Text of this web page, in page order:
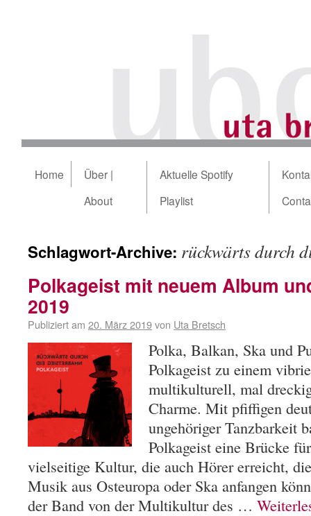
Home
Über |
About
Aktuelle Spotify
Playlist
Schlagwort-Archive: rückwärts durch
Polkageist mit neuem Album
2019
Publiziert am 20. März 2019von Uta Bretsch
Polka, Balkan, Ska und
Polkageist zu einem
multikulturell, mal
Charme. Mit pfiffigen
ungehöriger Tanzbarkeit
Polkageist eine Brücke
vielseitige Kultur, die auch Hörer erreicht,
Musik aus Osteuropa oder Ska anfangen
der Band von der Multikultur des …